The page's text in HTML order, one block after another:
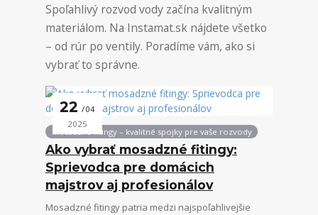
Spoľahlivý rozvod vody začína kvalitným
materiálom. Na Instamat.sk nájdete všetko
– od rúr po ventily. Poradíme vám, ako si
vybrať to správne.
22 04
2025
Mosadzné fitingy – kvalitné spojky pre vaše rozvody
Ako vybrať mosadzné fitingy:
Sprievodca pre domácich
majstrov aj profesionálov
Mosadzné fitingy patria medzi najspoľahlivejšie